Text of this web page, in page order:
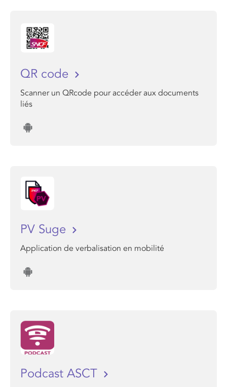
QR code
Scanner un QRcode pour accéder aux documents
liés
PV Suge
Application de verbalisation en mobilité
Podcast ASCT